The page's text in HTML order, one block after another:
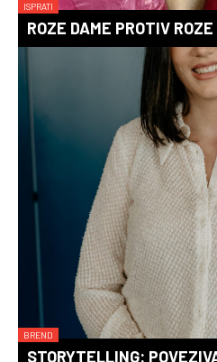
ISPRATI
ROZE DAME PROTIV
BREND
STORYTELLING: